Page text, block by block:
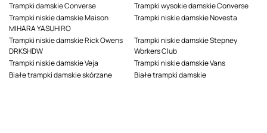
Trampki damskie Converse
Trampki wysokie damskie Converse
Trampki niskie damskie Maison
MIHARA YASUHIRO
Trampki niskie damskie Novesta
Trampki niskie damskie Rick Owens
DRKSHDW
Trampki niskie damskie Stepney
Workers Club
Trampki niskie damskie Veja
Trampki niskie damskie Vans
Białe trampki damskie skórzane
Białe trampki damskie